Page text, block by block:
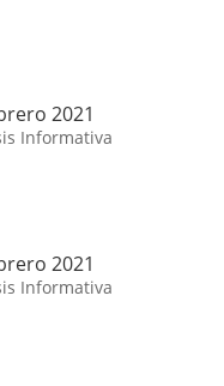
2021
Informativa
2021
Informativa